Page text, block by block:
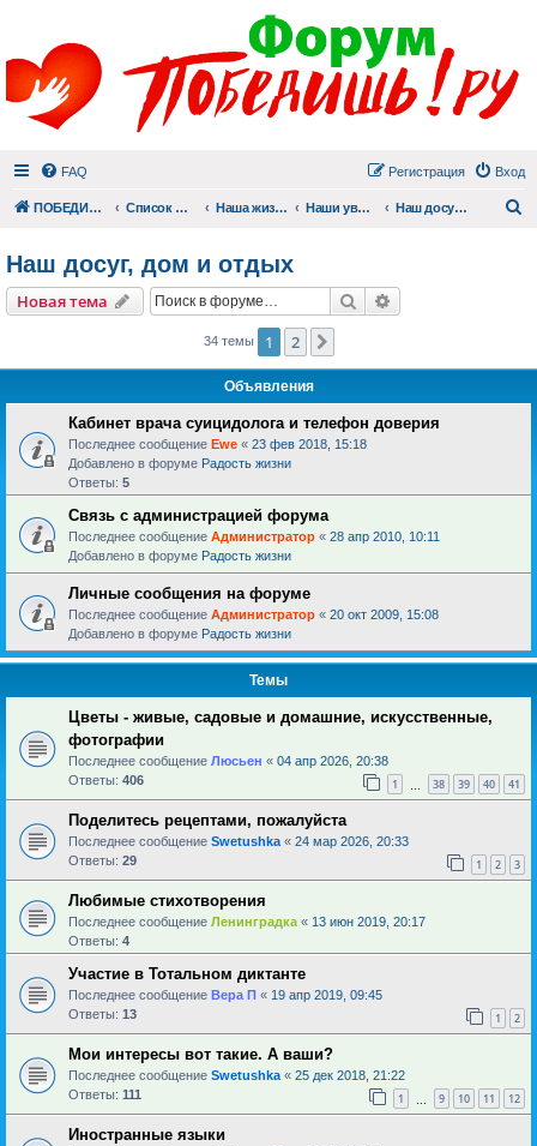
FAQ Вход
Регистрация
ПОБЕДИШЬ.РУ Список форумов Наша жизнь (не всё же о суициде!) Наши увлечения Наш досуг, дом и отдых
Наш досуг, дом и отдых
Новая тема Поиск
34 темы 1 2
Объявления
Кабинет врача суицидолога и телефон доверия
Последнее сообщение Ewe « 23 фев 2018, 15:18
Добавлено в форуме Радость жизни
Ответы: 5
Связь с администрацией форума
Последнее сообщение Администратор « 28 апр 2010, 10:11
Добавлено в форуме Радость жизни
Личные сообщения на форуме
Последнее сообщение Администратор « 20 окт 2009, 15:08
Добавлено в форуме Радость жизни
Темы
Цветы - живые, садовые и домашние, искусственные,
фотографии
Последнее сообщение Люсьен « 04 апр 2026, 20:38
Ответы: 406 1 38 39 40 41
Поделитесь рецептами, пожалуйста
Последнее сообщение Swetushka « 24 мар 2026, 20:33
Ответы: 29 1 2 3
Любимые стихотворения
Последнее сообщение Ленинградка « 13 июн 2019, 20:17
Ответы: 4
Участие в Тотальном диктанте
Последнее сообщение Вера П « 19 апр 2019, 09:45
Ответы: 13 1 2
Мои интересы вот такие. А ваши?
Последнее сообщение Swetushka « 25 дек 2018, 21:22
Ответы: 111 1 9 10 11 12
Иностранные языки